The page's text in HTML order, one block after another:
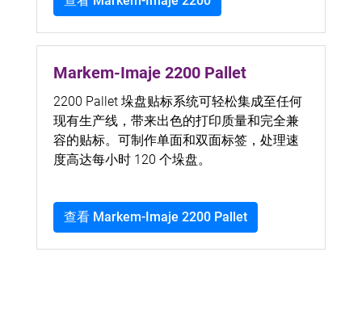
Markem-Imaje 2200 Pallet
2200 Pallet 垛盘贴标系统可轻松集成至任何
现有生产线，带来出色的打印质量和完全兼
容的贴标。可制作单面和双面标签，处理速
度高达每小时 120 个垛盘。
查看 Markem-Imaje 2200 Pallet